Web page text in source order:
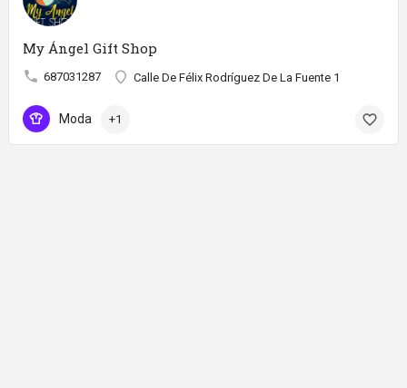
My Ángel Gift Shop
687031287 Calle De Félix Rodríguez De La Fuente 1
Moda +1